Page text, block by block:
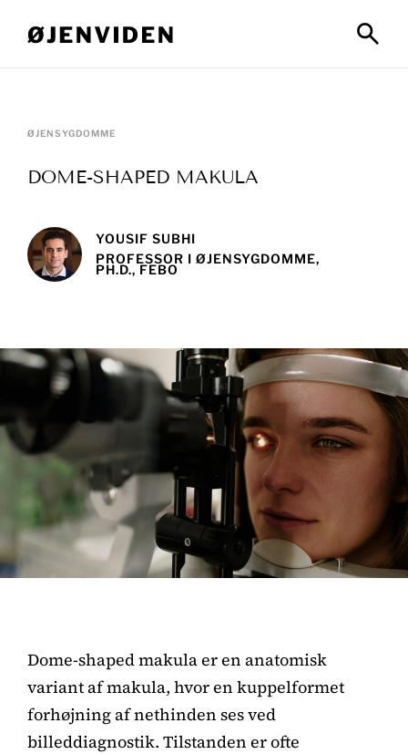
ØJENSYGDOMME
DOME-SHAPED MAKULA
YOUSIF SUBHI
PROFESSOR I ØJENSYGDOMME,
PH.D., FEBO
Dome-shaped makula er en anatomisk
variant af makula, hvor en kuppelformet
forhøjning af nethinden ses ved
billeddiagnostik. Tilstanden er ofte